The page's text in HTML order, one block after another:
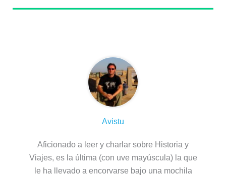
Avistu
Aficionado a leer y charlar sobre Historia y
Viajes, es la última (con uve mayúscula) la que
le ha llevado a encorvarse bajo una mochila